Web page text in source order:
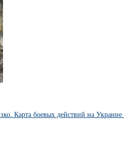
Карта боевых действий на Украине